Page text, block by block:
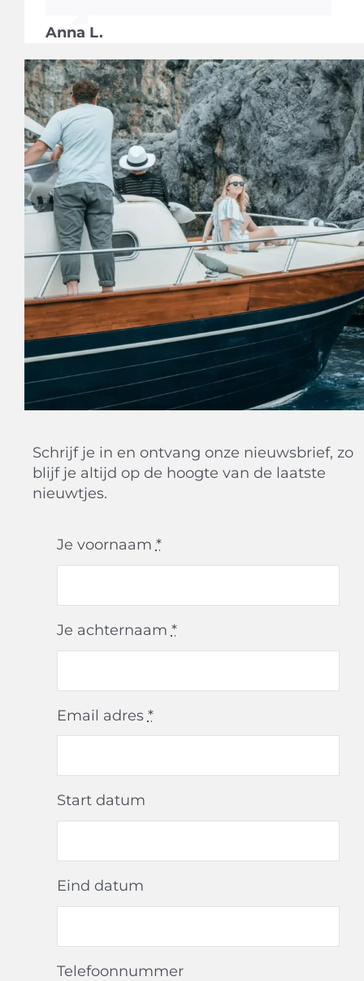
Anna L.
Schrijf je in en ontvang onze nieuwsbrief, zo
blijf je altijd op de hoogte van de laatste
nieuwtjes.
Je voornaam*
Je achternaam *
Email adres *
Start datum
Eind datum
Telefoonnummer